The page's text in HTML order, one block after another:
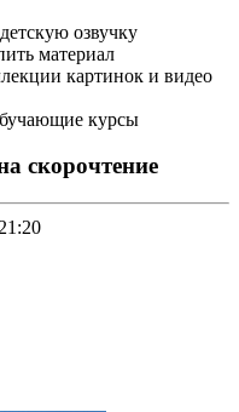
озвучку
материал
картинок и видео
курсы
скорочтение